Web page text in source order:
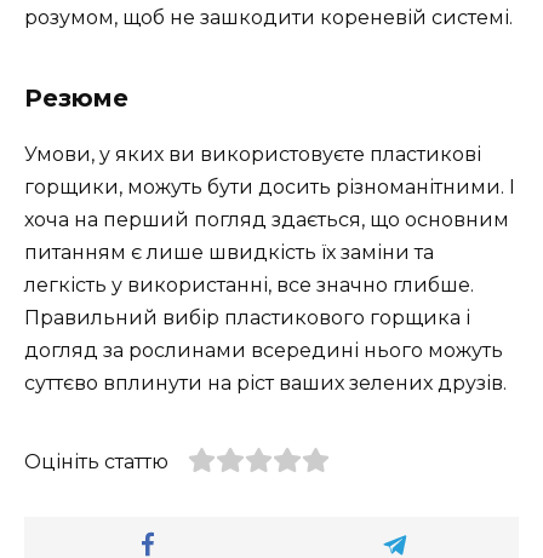
розумом, щоб не зашкодити кореневій системі.
Резюме
Умови, у яких ви використовуєте пластикові
горщики, можуть бути досить різноманітними. І
хоча на перший погляд здається, що основним
питанням є лише швидкість їх заміни та
легкість у використанні, все значно глибше.
Правильний вибір пластикового горщика і
догляд за рослинами всередині нього можуть
суттєво вплинути на ріст ваших зелених друзів.
Оцініть статтю